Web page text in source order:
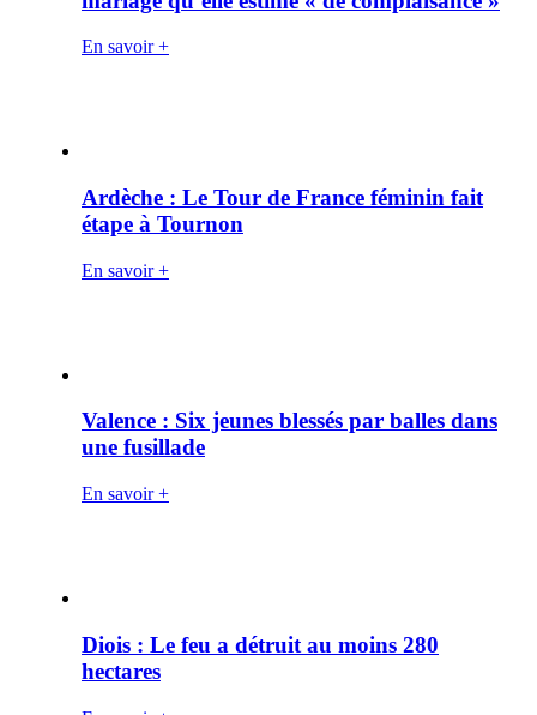
En savoir +
Ardèche : Le Tour de France féminin fait
étape à Tournon
En savoir +
Valence : Six jeunes blessés par balles dans
une fusillade
En savoir +
Diois : Le feu a détruit au moins 280
hectares